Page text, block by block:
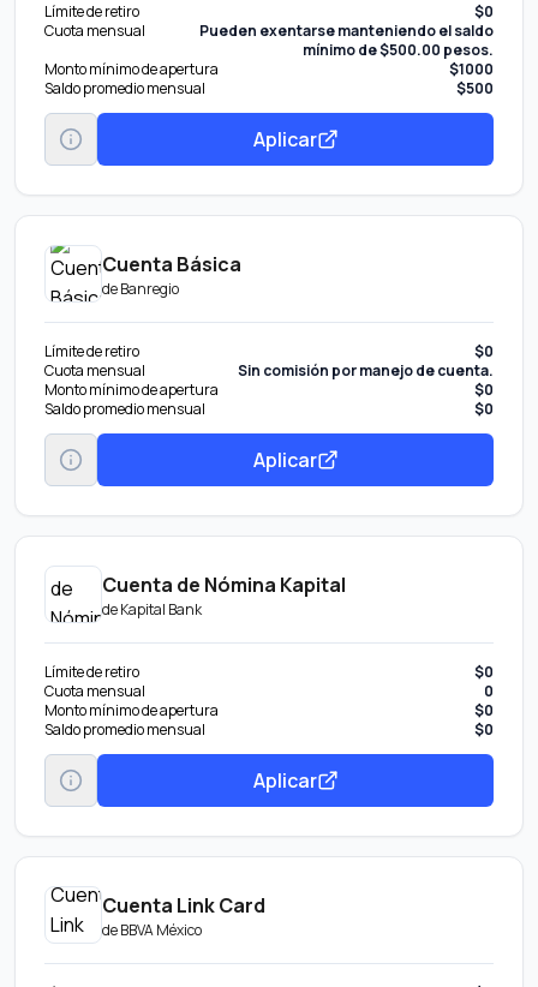
Límite de retiro
$0
Cuota mensual
Pueden exentarse manteniendo el saldo
mínimo de $500.00 pesos.
Monto mínimo de apertura
$1000
Saldo promedio mensual
$500
Aplicar
Cuenta Básica
deBanregio
Límite de retiro
$0
Cuota mensual
Sin comisión por manejo de cuenta.
Monto mínimo de apertura
$0
Saldo promedio mensual
$0
Aplicar
Cuenta de Nómina Kapital
deKapital Bank
Límite de retiro
$0
Cuota mensual
0
Monto mínimo de apertura
$0
Saldo promedio mensual
$0
Aplicar
Cuenta Link Card
deBBVA México